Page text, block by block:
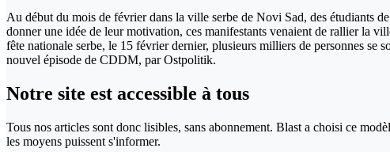
Au début du mois de février dans la ville serbe de Novi Sad, des étudiants
donner une idée de leur motivation, ces manifestants venaient de rallier la
fête nationale serbe, le 15 février dernier, plusieurs milliers de personnes se
nouvel épisode de CDDM, par Ostpolitik.
Notre site est accessible à tous
Tous nos articles sont donc lisibles, sans abonnement. Blast a choisi ce
les moyens puissent s'informer.